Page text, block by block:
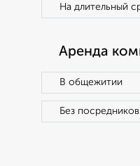
На длительный
Аренда
В общежитии
Без посредников